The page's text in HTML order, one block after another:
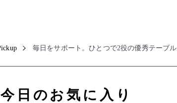
毎日をサポート。ひとつで2役の優秀テーブル
今日のお気に入り